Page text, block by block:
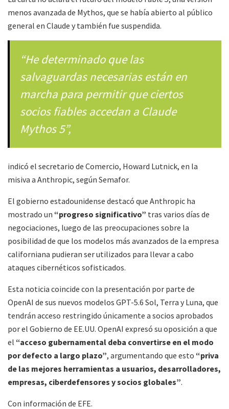
menos avanzada de Mythos, que se había abierto al público
general en Claude y también fue suspendida.
“He determinado que las
salvaguardas necesarias están en
marcha para permitir que ciertos
socios fiables accedan a Claude
Mythos 5”,
indicó el secretario de Comercio, Howard Lutnick, en la
misiva a Anthropic, según Semafor.
El gobierno estadounidense destacó que Anthropic ha
mostrado un “progreso significativo” tras varios días de
negociaciones, luego de las preocupaciones sobre la
posibilidad de que los modelos más avanzados de la empresa
californiana pudieran ser utilizados para llevar a cabo
ataques cibernéticos sofisticados.
Esta noticia coincide con la presentación por parte de
OpenAI de sus nuevos modelos GPT-5.6 Sol, Terra y Luna, que
tendrán acceso restringido únicamente a socios aprobados
por el Gobierno de EE.UU. OpenAI expresó su oposición a que
el “acceso gubernamental deba convertirse en el modo
por defecto a largo plazo”, argumentando que esto “priva
de las mejores herramientas a usuarios, desarrolladores,
empresas, ciberdefensores y socios globales”.
Con información de EFE.